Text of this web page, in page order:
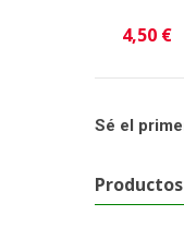
Precio
4,50 €
Sé el